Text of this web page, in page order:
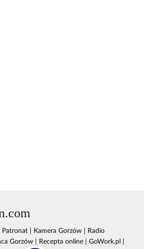
Patronat Kamera Gorzów
Radio
Gorzów Recepta online GoWork.pl